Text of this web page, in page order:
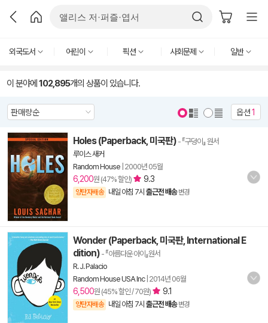
외국도서 어린이 픽션 사회문제 일반
이 분야에 102,895개의 상품이 있습니다.
옵션1
Holes (Paperback, 미국판) - 『구덩이』 원서
루이스 새커
Random House 2000년 05월
6,200원 (47% 할인) 9.3
양탄자배송 내일 아침 7시 출근전 배송 변경
Wonder (Paperback, 미국판, International E
dition) - 『아름다운 아이』원서
R. J. Palacio
Random House USA Inc| 2014년 06월
6,500원 (45% 할인 / 70원) 9.1
양탄자배송 내일 아침 7시 출근전 배송 변경